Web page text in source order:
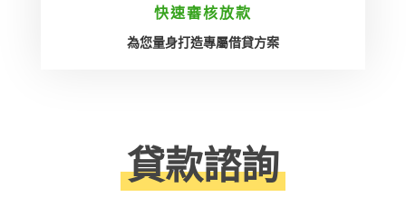
快速審核放款
為您量身打造專屬借貸方案
貸款諮詢